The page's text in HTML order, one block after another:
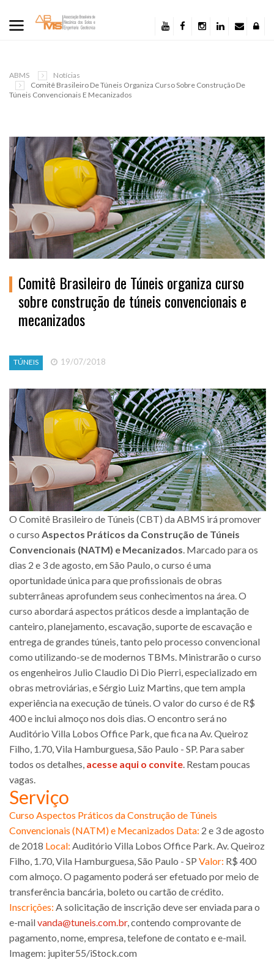
ABMS
Notícias
Comitê Brasileiro De Túneis Organiza Curso Sobre Construção De
Túneis Convencionais E Mecanizados
Comitê Brasileiro de Túneis organiza curso
sobre construção de túneis convencionais e
mecanizados
TÚNEIS 19/07/2018
O Comitê Brasileiro de Túneis (CBT) da ABMS irá promover
o curso Aspectos Práticos da Construção de Túneis
Convencionais (NATM) e Mecanizados . Marcado para os
dias 2 e 3 de agosto, em São Paulo, o curso é uma
oportunidade única para que profissionais de obras
subterrâneas aprofundem seus conhecimentos na área. O
curso abordará aspectos práticos desde a implantação de
canteiro, planejamento, escavação, suporte de escavação e
entrega de grandes túneis, tanto pelo processo convencional
como utilizando-se de modernos TBMs. Ministrarão o curso
os engenheiros Julio Claudio Di Dio Pierri, especializado em
obras metroviárias, e Sérgio Luiz Martins, que tem ampla
experiência na execução de túneis. O valor do curso é de R$
400 e inclui almoço nos dois dias. O encontro será no
Auditório Villa Lobos Office Park, que fica na Av. Queiroz
Filho, 1.70, Vila Hamburguesa, São Paulo - SP. Para saber
todos os detalhes, acesse aqui o convite . Restam poucas
vagas.
Serviço
Curso Aspectos Práticos da Construção de Túneis
Convencionais (NATM) e Mecanizados Data: 2 e 3 de agosto
de 2018 Local: Auditório Villa Lobos Office Park. Av. Queiroz
Filho, 1.70, Vila Hamburguesa, São Paulo - SP Valor: R$ 400
com almoço. O pagamento poderá ser efetuado por meio de
transferência bancária, boleto ou cartão de crédito.
Inscrições: A solicitação de inscrição deve ser enviada para o
e-mailvanda@tuneis.com.br, contendo comprovante de
pagamento, nome, empresa, telefone de contato e e-mail.
Imagem: jupiter55/iStock.com